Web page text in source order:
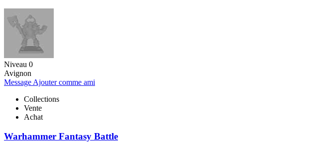
Niveau 0
Avignon
Message Ajouter comme ami
Collections
Vente
Achat
Warhammer Fantasy Battle